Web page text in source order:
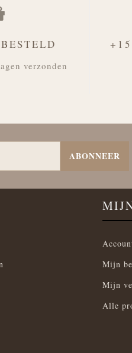
verzonden
ABONNEER
Mijn
Mijn
Alle